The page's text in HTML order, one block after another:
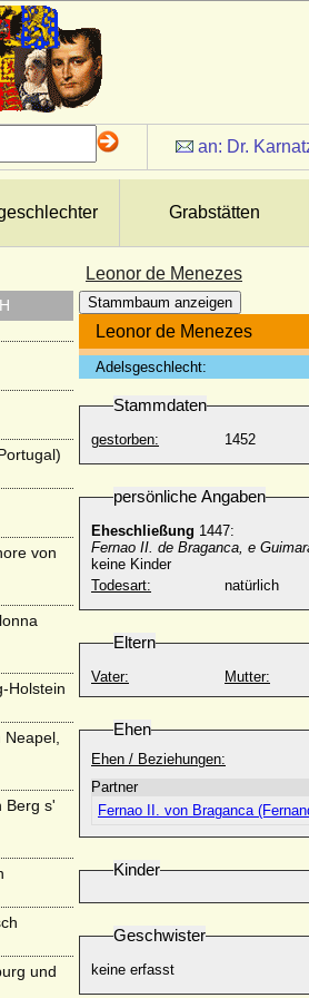
an: Dr.
Grabstätten
Leonor de Menezes
Stammbaum anzeigen
Leonor de Menezes
Adelsgeschlecht:
Stammdaten
gestorben: 1452
persönliche Angaben
Eheschließung 1447:
Fernao II. de Braganca, e
keine Kinder
Todesart:
natürlich
Eltern
Vater: Mutter:
Ehen
Ehen / Beziehungen:
Partner
Fernao II. von Braganca
Kinder
Geschwister
keine erfasst
Kastilien)
Kastilien)
Kastilien)
de
von
Holstein
Berg s'
und